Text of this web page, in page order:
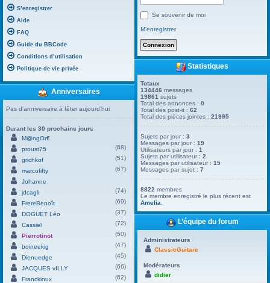
S’enregistrer
Aide
FAQ
Guide du BBCode
Conditions d’utilisation
Politique de vie privée
Anniversaires
Pas d’anniversaire à fêter aujourd’hui
Durant les 30 prochains jours
M@ngOr€
proust75
(68)
grichkof
(51)
marcofifty
(67)
Johanne
jdcagli
(74)
FrereBenoît
(69)
DOGUET Léo
(37)
Cassiel
(72)
Pierrotinot
(50)
boineekig
(47)
Dienuedge
(45)
JACQUES vILLY
(66)
Franckinux
(62)
Se souvenir de moi
M’enregistrer
Statistiques
Totaux
134446 messages
19861 sujets
Total des annonces :0
Total des post-it :62
Total des pièces jointes :21995
Sujets par jour :3
Messages par jour :19
Utilisateurs par jour :1
Sujets par utilisateur :2
Messages par utilisateur :15
Messages par sujet :7
8822 membres
Le membre enregistré le plus récent est
Amelia
L’équipe du forum
Administrateurs
ClassicGuitare
Modérateurs
didier